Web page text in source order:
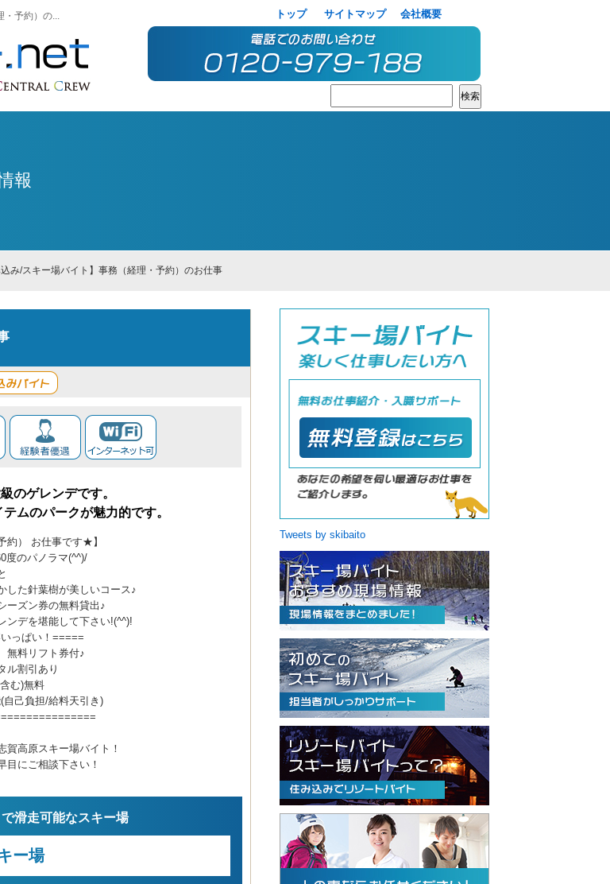
・予約）の... トップ サイトマップ 会社概要
報
み/スキー場バイト】事務（経理・予約）のお仕事
のゲレンデです。
ムのパークが魅力的です。
約） お仕事です★】
度のパノラマ(^^)/
した針葉樹が美しいコース♪
ーズン券の無料貸出♪
ンデを堪能して下さい!(^^)!
っぱい！=====
料リフト券付♪
ル割引あり
む)無料
自己負担/給料天引き)
賀高原スキー場バイト！
目にご相談下さい！
滑走可能なスキー場
ー場
Tweets by skibaito